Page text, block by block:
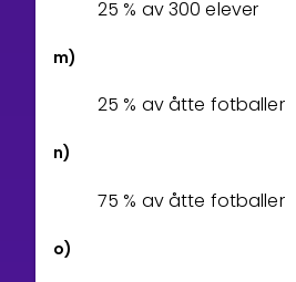
25 % av 300 elever
m)
25 % av åtte fotballer
n)
75 % av åtte fotballer
o)